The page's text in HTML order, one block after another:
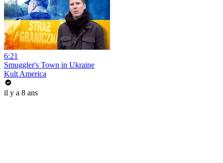
6:21
Smuggler's Town in Ukraine
Kult America
il y a 8 ans